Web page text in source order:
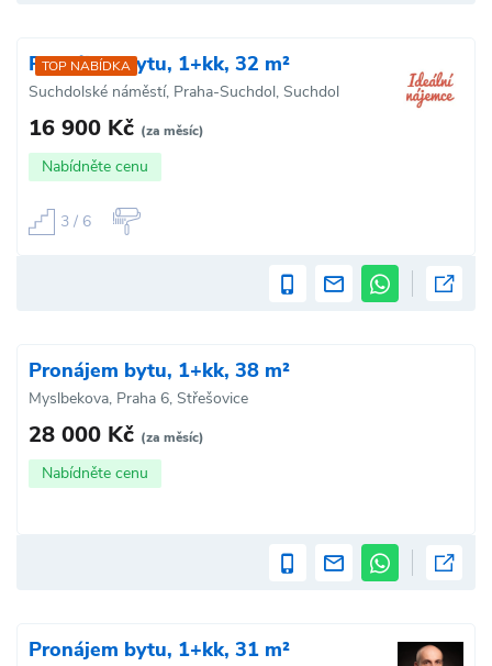
TOP NABÍDKA
Pronájem bytu, 1+kk, 32 m²
Suchdolské náměstí, Praha-Suchdol, Suchdol
16 900 Kč (za měsíc)
Nabídněte cenu
3 / 6
Pronájem bytu, 1+kk, 38 m²
Myslbekova, Praha 6, Střešovice
28 000 Kč (za měsíc)
Nabídněte cenu
Pronájem bytu, 1+kk, 31 m²